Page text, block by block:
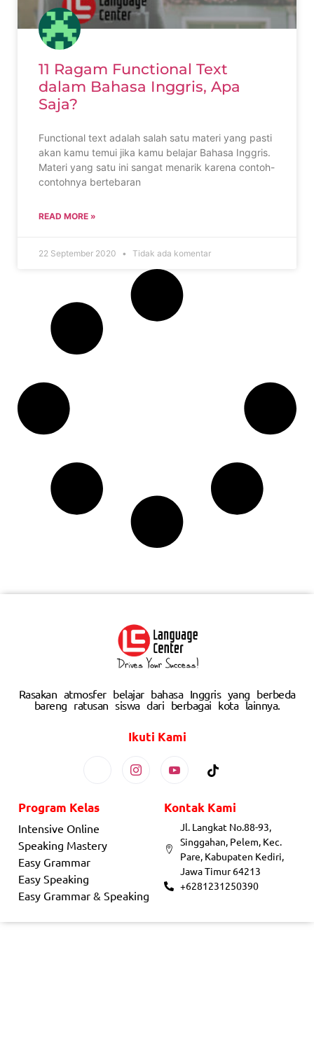
11 Ragam Functional Text
dalam Bahasa Inggris, Apa
Saja?
Functional text adalah salah satu materi yang pasti
akan kamu temui jika kamu belajar Bahasa Inggris.
Materi yang satu ini sangat menarik karena contoh-
contohnya bertebaran
READ MORE »
22 September 2020 Tidak ada komentar
Rasakan atmosfer belajar bahasa Inggris yang berbeda
bareng ratusan siswa dari berbagai kota lainnya.
Ikuti Kami
Program Kelas
Intensive Online
Speaking Mastery
Easy Grammar
Easy Speaking
Easy Grammar & Speaking
Kontak Kami
Jl. Langkat No.88-93,
Singgahan, Pelem, Kec.
Pare, Kabupaten Kediri,
Jawa Timur 64213
+6281231250390